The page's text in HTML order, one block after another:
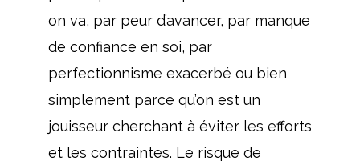
on va, par peur d’avancer, par manque
de confiance en soi, par
perfectionnisme exacerbé ou bien
simplement parce qu’on est un
jouisseur cherchant à éviter les efforts
et les contraintes. Le risque de